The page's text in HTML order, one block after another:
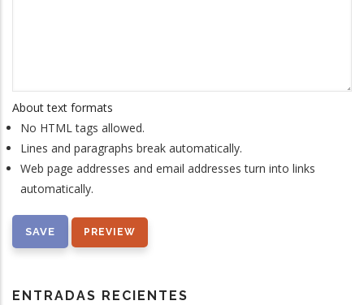
About text formats
No HTML tags allowed.
Lines and paragraphs break automatically.
Web page addresses and email addresses turn into links
automatically.
ENTRADAS RECIENTES